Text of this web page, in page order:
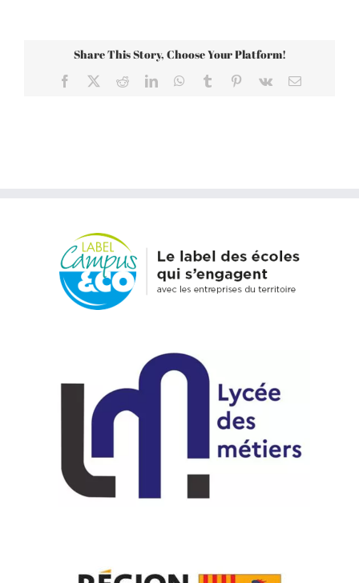
Share This Story, Choose Your Platform!
Facebook RedditLinkedInWhatsApp
Tumblr Pinterest
Vk Email